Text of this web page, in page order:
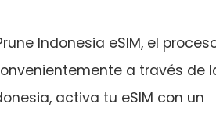
Indonesia eSIM, el
a través de
activa tu eSIM con un